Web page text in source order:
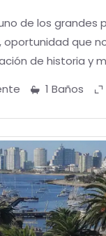
de los grandes
oportunidad que
de historia y
1 Baños